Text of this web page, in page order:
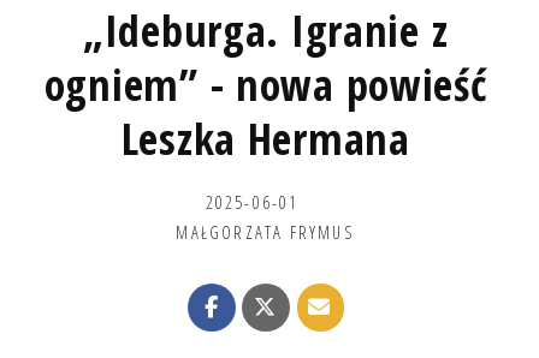
„Ideburga. Igranie z
ogniem” - nowa powieść
Leszka Hermana
2025-06-01
MAŁGORZATA FRYMUS